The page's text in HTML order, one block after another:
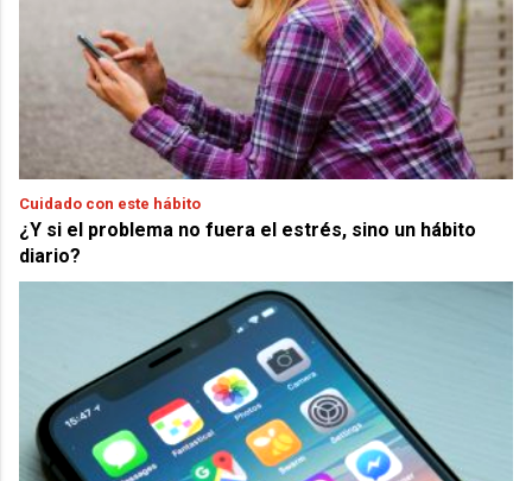
Cuidado con este hábito
¿Y si el problema no fuera el estrés, sino un hábito
diario?